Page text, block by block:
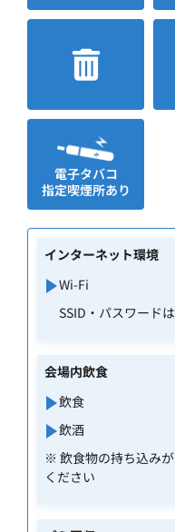
電子タバコ
指定喫煙所あり
インターネット環境
Wi-Fi
SSID・パスワード
会場内飲食
飲食
飲酒
※ 飲食物の持ち込み
ください